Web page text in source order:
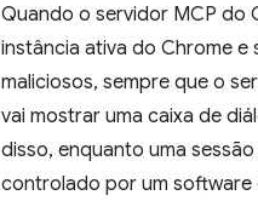
Quando o servidor MCP do
instância ativa do Chrome
maliciosos, sempre que o
vai mostrar uma caixa de
disso, enquanto uma
controlado por um software